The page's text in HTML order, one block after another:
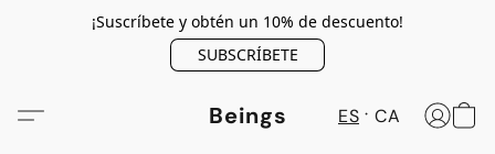
¡Suscríbete y obtén un 10% de descuento!
SUBSCRÍBETE
Beings ES CA